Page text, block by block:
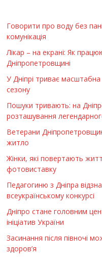
Говорити про воду без
комунікація
Лікар – на екрані: Як
Дніпропетровщині
У Дніпрі триває
сезону
Пошуки тривають: на
розташування
Ветерани
житло
Жінки, які повертають
фотовиставку
Педагогиню з Дніпра
всеукраїнському конкурсі
Дніпро стане головним
ініціатив України
Засинання після півночі
здоров’я